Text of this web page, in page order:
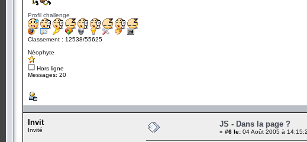
Profil challenge
Classement : 12538/55625
Néophyte
Hors ligne
Messages: 20
Invit
Invité
JS - Dans la page ?
« #6 le: 04 Août 2005 à